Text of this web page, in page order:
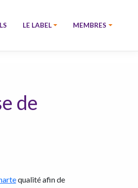
LE LABEL MEMBRES
de
qualité afin de